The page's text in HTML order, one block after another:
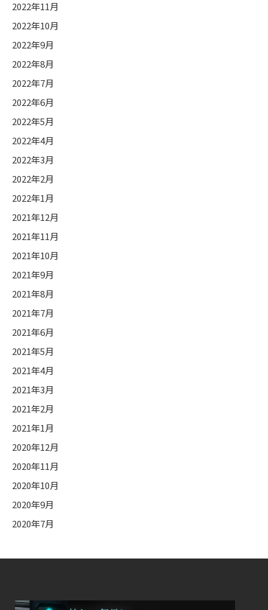
2022年11月
2022年10月
2022年9月
2022年8月
2022年7月
2022年6月
2022年5月
2022年4月
2022年3月
2022年2月
2022年1月
2021年12月
2021年11月
2021年10月
2021年9月
2021年8月
2021年7月
2021年6月
2021年5月
2021年4月
2021年3月
2021年2月
2021年1月
2020年12月
2020年11月
2020年10月
2020年9月
2020年7月